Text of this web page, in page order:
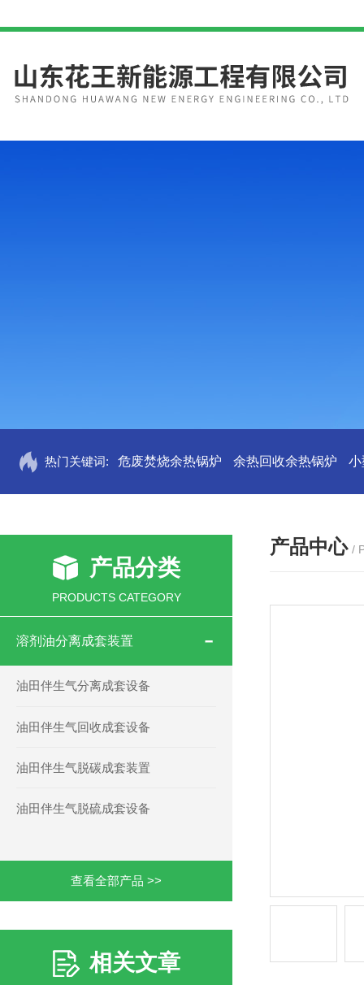
热门关键词: 危废焚烧余热锅炉 余热回收余热锅炉 小
产品分类
PRODUCTS CATEGORY
溶剂油分离成套装置
油田伴生气分离成套设备
油田伴生气回收成套设备
油田伴生气脱碳成套装置
油田伴生气脱硫成套设备
查看全部产品 >>
相关文章
产品中心 /